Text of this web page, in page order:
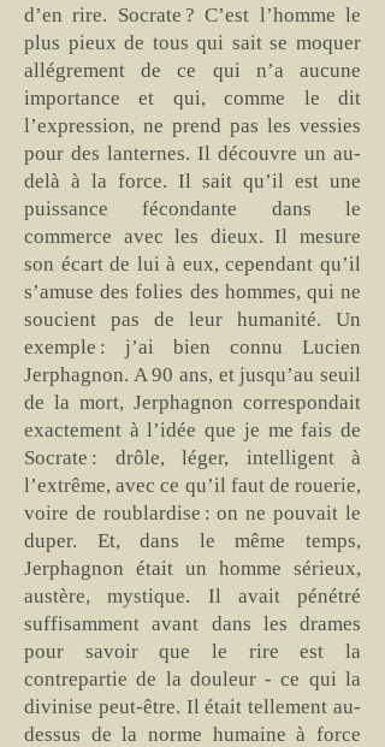
d’en rire. Socrate ? C’est l’homme le
plus pieux de tous qui sait se moquer
allégrement de ce qui n’a aucune
importance et qui, comme le dit
l’expression, ne prend pas les vessies
pour des lanternes. Il découvre un au-
delà à la force. Il sait qu’il est une
puissance fécondante dans le
commerce avec les dieux. Il mesure
son écart de lui à eux, cependant qu’il
s’amuse des folies des hommes, qui ne
soucient pas de leur humanité. Un
exemple : j’ai bien connu Lucien
Jerphagnon. A 90 ans, et jusqu’au seuil
de la mort, Jerphagnon correspondait
exactement à l’idée que je me fais de
Socrate : drôle, léger, intelligent à
l’extrême, avec ce qu’il faut de rouerie,
voire de roublardise : on ne pouvait le
duper. Et, dans le même temps,
Jerphagnon était un homme sérieux,
austère, mystique. Il avait pénétré
suffisamment avant dans les drames
pour savoir que le rire est la
contrepartie de la douleur - ce qui la
divinise peut-être. Il était tellement au-
dessus de la norme humaine à force